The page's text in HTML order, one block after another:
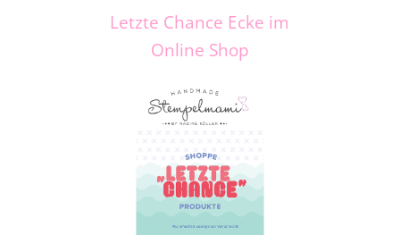
Letzte Chance Ecke im
Online Shop